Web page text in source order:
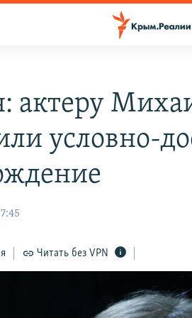
актеру
условно-
Читать без VPN